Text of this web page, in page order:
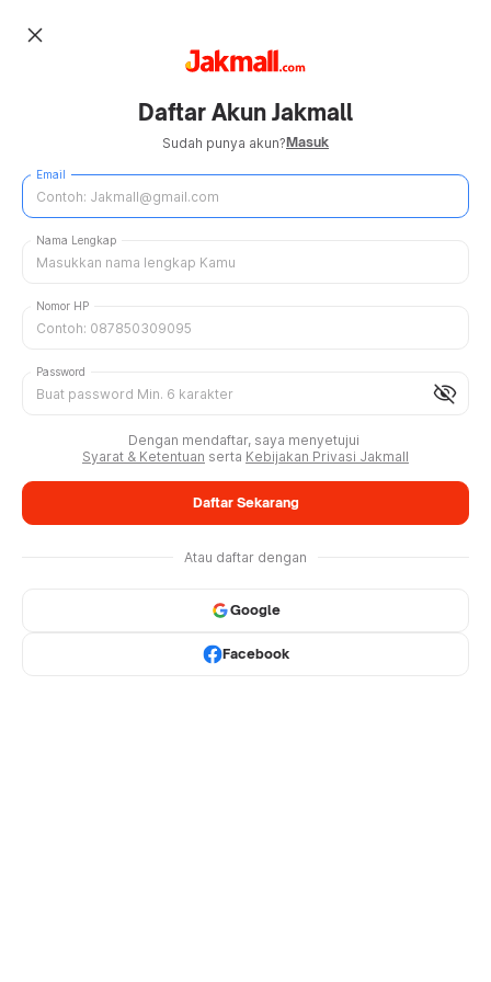
close
Daftar Akun Jakmall
Sudah punya akun?Masuk
Email
Nama Lengkap
Nomor HP
visibility_off
Password
Dengan mendaftar, saya menyetujui
Syarat & Ketentuan serta Kebijakan Privasi Jakmall
Daftar Sekarang
Atau daftar dengan
Google
Facebook